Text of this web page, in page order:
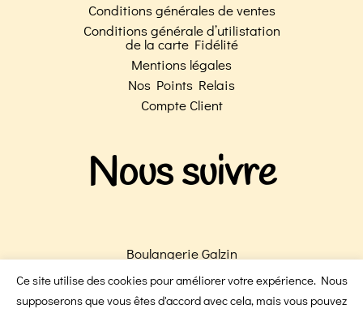
Conditions générales de ventes
Conditions générale d’utilistation
de la carte Fidélité
Mentions légales
Nos Points Relais
Compte Client
Nous suivre
Boulangerie Galzin
Boulangerie Victoire
Ce site utilise des cookies pour améliorer votre expérience. Nous
supposerons que vous êtes d'accord avec cela, mais vous pouvez